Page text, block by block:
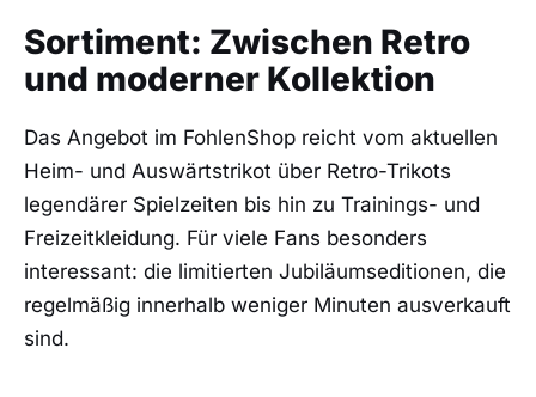
Sortiment: Zwischen Retro
und moderner Kollektion
Das Angebot im FohlenShop reicht vom aktuellen
Heim- und Auswärtstrikot über Retro-Trikots
legendärer Spielzeiten bis hin zu Trainings- und
Freizeitkleidung. Für viele Fans besonders
interessant: die limitierten Jubiläumseditionen, die
regelmäßig innerhalb weniger Minuten ausverkauft
sind.